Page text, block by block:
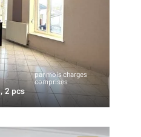
par mois charges
comprises
, 2 pcs